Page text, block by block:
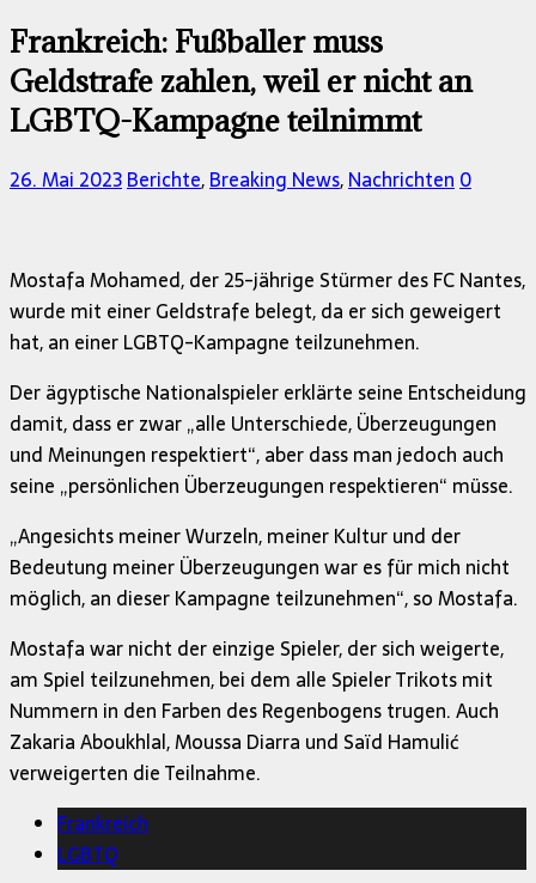
Frankreich: Fußballer muss
Geldstrafe zahlen, weil er nicht an
LGBTQ-Kampagne teilnimmt
26. Mai 2023Berichte,Breaking News,Nachrichten0
Mostafa Mohamed, der 25-jährige Stürmer des FC Nantes,
wurde mit einer Geldstrafe belegt, da er sich geweigert
hat, an einer LGBTQ-Kampagne teilzunehmen.
Der ägyptische Nationalspieler erklärte seine Entscheidung
damit, dass er zwar „alle Unterschiede, Überzeugungen
und Meinungen respektiert“, aber dass man jedoch auch
seine „persönlichen Überzeugungen respektieren“ müsse.
„Angesichts meiner Wurzeln, meiner Kultur und der
Bedeutung meiner Überzeugungen war es für mich nicht
möglich, an dieser Kampagne teilzunehmen“, so Mostafa.
Mostafa war nicht der einzige Spieler, der sich weigerte,
am Spiel teilzunehmen, bei dem alle Spieler Trikots mit
Nummern in den Farben des Regenbogens trugen. Auch
Zakaria Aboukhlal, Moussa Diarra und Saïd Hamulić
verweigerten die Teilnahme.
Frankreich
LGBTQ